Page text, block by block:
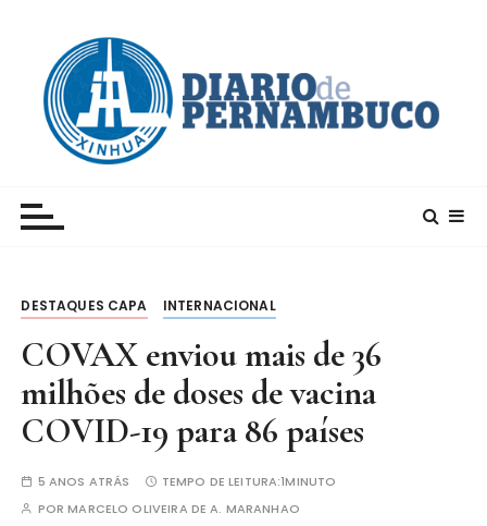
DESTAQUES CAPA INTERNACIONAL
COVAX enviou mais de 36
milhões de doses de vacina
COVID-19 para 86 países
5 ANOS ATRÁS TEMPO DE LEITURA:1MINUTO
PORMARCELO OLIVEIRA DE A. MARANHAO